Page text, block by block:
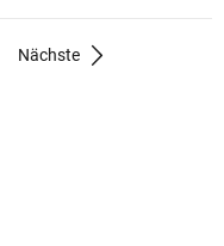
Nächste